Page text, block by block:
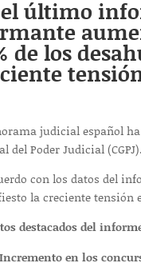
último
de los
judicial español
del Poder Judicial
con los datos del
la creciente tensión
destacados del
Incremento en los